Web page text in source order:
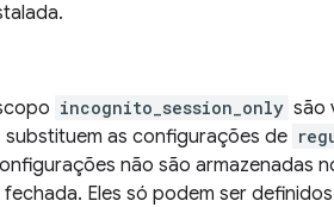
incognito_session_only são
substituem as configurações de
não são armazenadas
Eles só podem ser